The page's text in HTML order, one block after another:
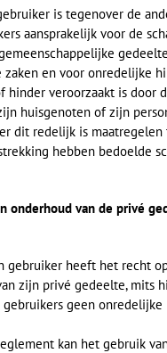
is tegenover de
aansprakelijk voor de
zaken en voor onredelijke
hinder veroorzaakt is door
huisgenoten of zijn
dit redelijk is maatregelen
hebben bedoelde
onderhoud van de privé
gebruiker heeft het recht
zijn privé gedeelte, mits
gebruikers geen onredelijke
kan het gebruik